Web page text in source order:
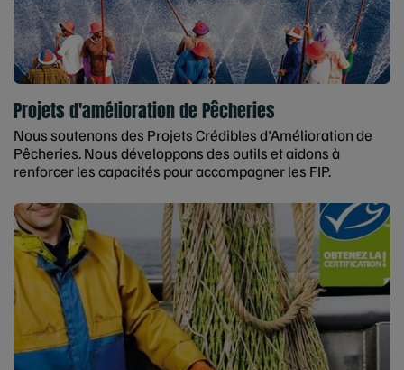
Projets d'amélioration de Pêcheries
Nous soutenons des Projets Crédibles d'Amélioration de
Pêcheries. Nous développons des outils et aidons à
renforcer les capacités pour accompagner les FIP.